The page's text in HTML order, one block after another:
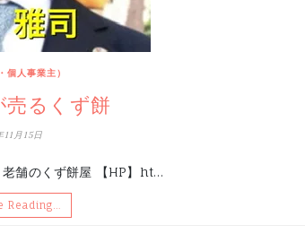
個人事業主）
売るくず餅
11月15日
舗のくず餅屋 【HP】ht…
Reading…